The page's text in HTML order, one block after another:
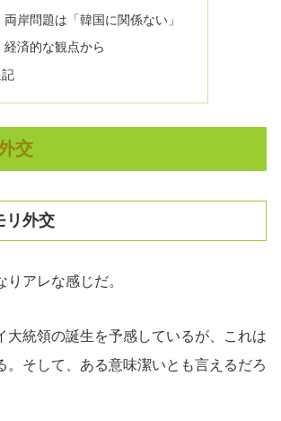
両岸問題は「韓国に関係ない」
経済的な観点から
交
リ外交
アレな感じだ。
大統領の誕生を予感しているが、これは
。そして、ある意味潔いとも言えるだろ